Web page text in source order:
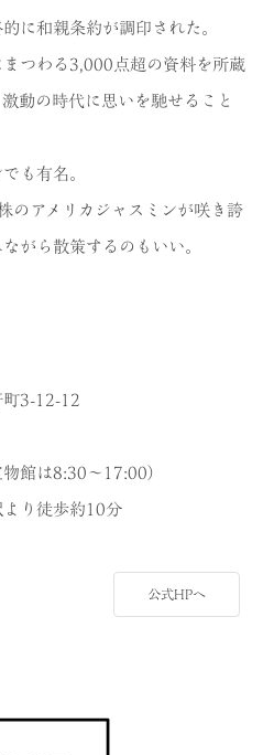
に和親条約が調印された。
つわる3,000点超の資料を所蔵
動の時代に思いを馳せること
も有名。
のアメリカジャスミンが咲き誇
がら散策するのもいい。
町3-12-12
館は8:30～17:00）
より徒歩約10分
公式HPへ